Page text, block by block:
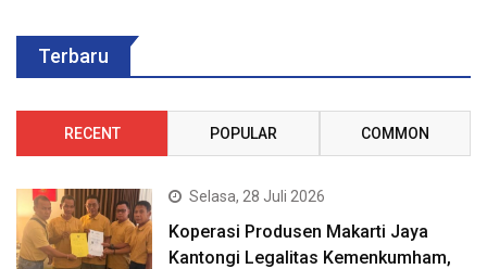
Terbaru
RECENT POPULAR COMMON
Selasa, 28 Juli 2026
Koperasi Produsen Makarti Jaya
Kantongi Legalitas Kemenkumham,